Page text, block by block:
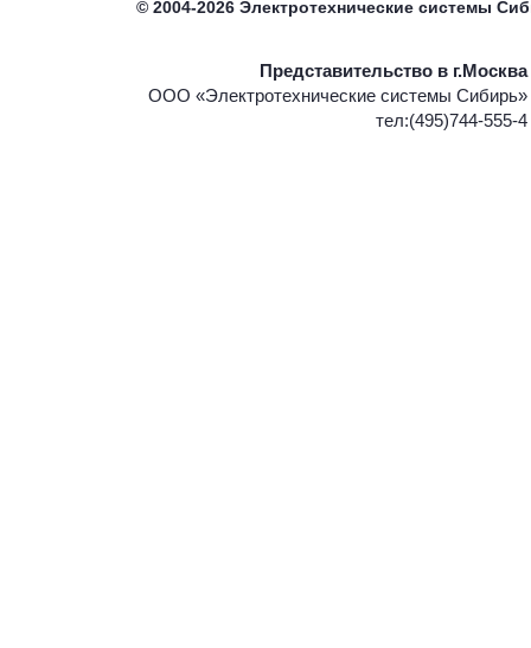
© 2004-2026 Электротехнические системы
Представительство в г.Москва
ООО «Электротехнические системы Сибирь»
тел:(495)744-555-4